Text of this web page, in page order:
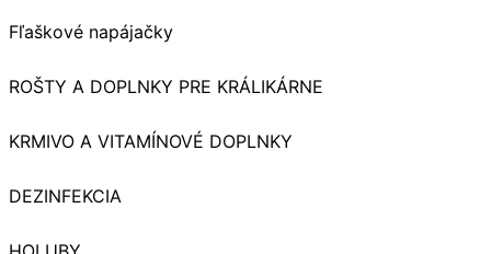
Fľaškové napájačky
ROŠTY A DOPLNKY PRE KRÁLIKÁRNE
KRMIVO A VITAMÍNOVÉ DOPLNKY
DEZINFEKCIA